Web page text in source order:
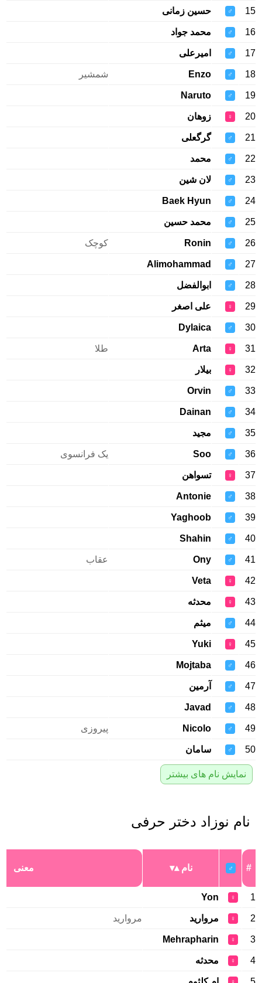
15
♂ حسین زمانی
16
♂ محمد جواد
17
♂ امیرعلی
18
♂
Enzo شمشیر
19
♂
Naruto
20
♀ زوهان
21
♂ گرگعلی
22
♂ محمد
23
♂ لان شین
24
♂
Baek Hyun
25
♂ محمد حسین
26
♂
Ronin کوچک
27
♂
Alimohammad
28
♂ ابوالفضل
29
♀ علی اصغر
30
♂
Dylaica
31
♀
Arta طلا
32
♀ بيلار
33
♂
Orvin
34
♂
Dainan
35
♂ مجید
36
♂
Soo یک فرانسوی
37
♀ تسواهن
38
♂
Antonie
39
♂
Yaghoob
40
♂
Shahin
41
♂
Ony عقاب
42
♀
Veta
43
♀ محدثه
44
♂ میثم
45
♀
Yuki
46
♂
Mojtaba
47
♂ آرمین
48
♂
Javad
49
♂
Nicolo پیروزی
50
♂ سامان
نمایش نام های بیشتر
نام نوزاد دختر حرفی
#
♂ نام معنی
1
♀
Yon
2
♀ مروارید مروارید
3
♀
Mehrapharin
4
♀ محدثه